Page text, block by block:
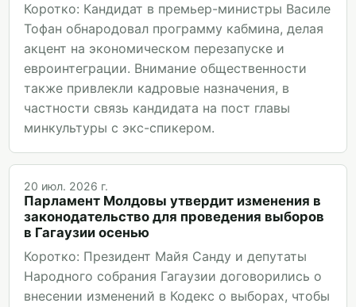
Коротко: Кандидат в премьер-министры Василе
Тофан обнародовал программу кабмина, делая
акцент на экономическом перезапуске и
евроинтеграции. Внимание общественности
также привлекли кадровые назначения, в
частности связь кандидата на пост главы
минкультуры с экс-спикером.
20 июл. 2026 г.
Парламент Молдовы утвердит изменения в
законодательство для проведения выборов
в Гагаузии осенью
Коротко: Президент Майя Санду и депутаты
Народного собрания Гагаузии договорились о
внесении изменений в Кодекс о выборах, чтобы